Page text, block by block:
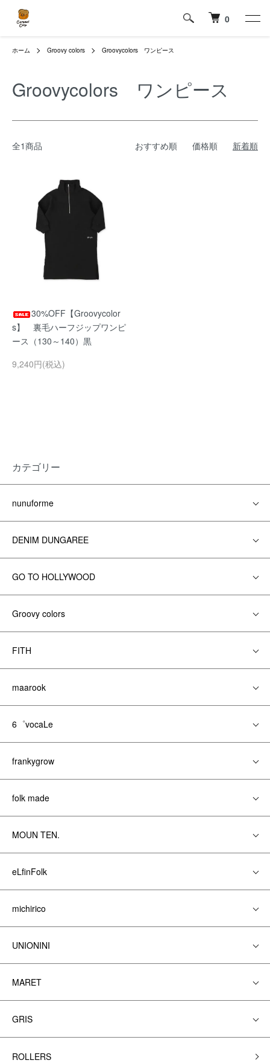
0
ホーム Groovy colors Groovycolors ワンピース
Groovycolors ワンピース
全1商品 おすすめ順 価格順 新着順
30%OFF【Groovycolor
s】 裏毛ハーフジップワンピ
ース（130～140）黒
9,240円(税込)
カテゴリー
nunuforme
DENIM DUNGAREE
GO TO HOLLYWOOD
Groovy colors
FITH
maarook
6゜vocaLe
frankygrow
folk made
MOUN TEN.
eLfinFolk
michirico
UNIONINI
MARET
GRIS
ROLLERS